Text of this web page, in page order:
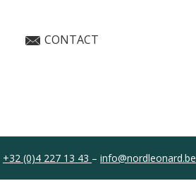
CONTACT
+32 (0)4 227 13 43 – info@nordleonard.be